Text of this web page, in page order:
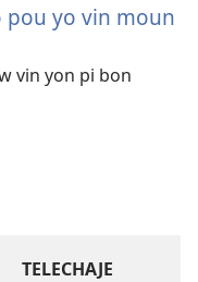
pou yo vin moun
vin yon pi bon
TELECHAJE